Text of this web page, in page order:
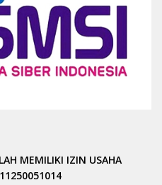
MEMILIKI IZIN USAHA